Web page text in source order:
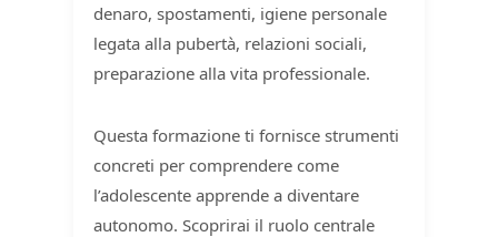
denaro, spostamenti, igiene personale
legata alla pubertà, relazioni sociali,
preparazione alla vita professionale.
Questa formazione ti fornisce strumenti
concreti per comprendere come
l’adolescente apprende a diventare
autonomo. Scoprirai il ruolo centrale